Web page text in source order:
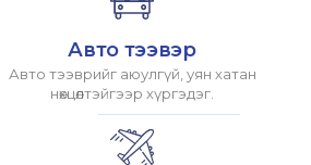
Авто тээвэр
Авто тээврийг аюулгүй, уян хатан
нөхцөлтэйгээр хүргэдэг.